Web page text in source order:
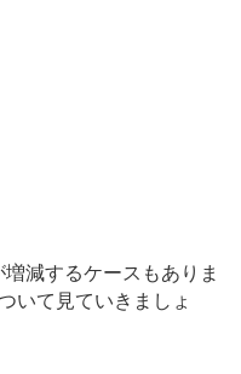
減するケースもありま
いて見ていきましょ